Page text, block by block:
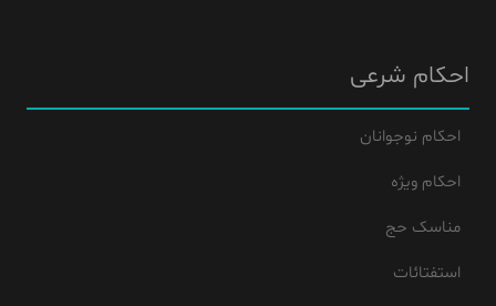
احکام شرعی
احکام نوجوانان
احکام ویژه
مناسک حج
استفتائات